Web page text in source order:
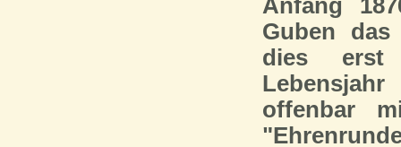
Anfang
Guben
dies
offenbar